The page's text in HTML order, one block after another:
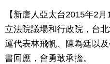
【新唐人亞太台2015年2
立法院議場和行政院，台
運代表林飛帆、陳為廷以
書回應，會勇敢承擔。